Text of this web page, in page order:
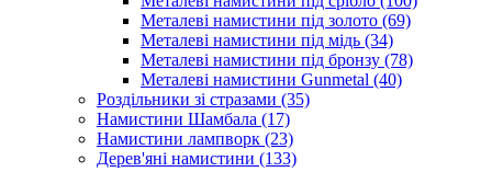
Металеві намистини під золото (69)
Металеві намистини під мідь (34)
Металеві намистини під бронзу (78)
Металеві намистини Gunmetal (40)
Роздільники зі стразами (35)
Намистини Шамбала (17)
Намистини лампворк (23)
Дерев'яні намистини (133)